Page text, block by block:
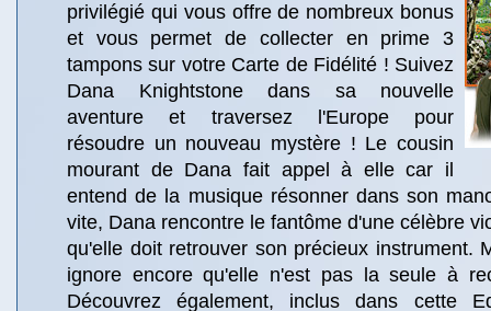
privilégié qui vous offre de nombreux bonus
et vous permet de collecter en prime 3
tampons sur votre Carte de Fidélité ! Suivez
Dana Knightstone dans sa nouvelle
aventure et traversez l'Europe pour
résoudre un nouveau mystère ! Le cousin
mourant de Dana fait appel à elle car il
entend de la musique résonner dans son
vite, Dana rencontre le fantôme d'une célèbre
qu'elle doit retrouver son précieux instrument.
ignore encore qu'elle n'est pas la seule à
Découvrez également, inclus dans cette